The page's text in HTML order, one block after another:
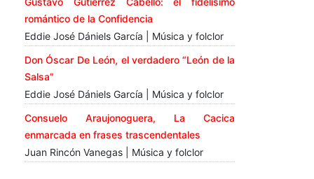
romántico de la Confidencia
Eddie José Dániels García | Música y folclor
Don Óscar De León, el verdadero “León de la
Salsa”
Eddie José Dániels García | Música y folclor
Consuelo Araujonoguera, La Cacica
enmarcada en frases trascendentales
Juan Rincón Vanegas | Música y folclor